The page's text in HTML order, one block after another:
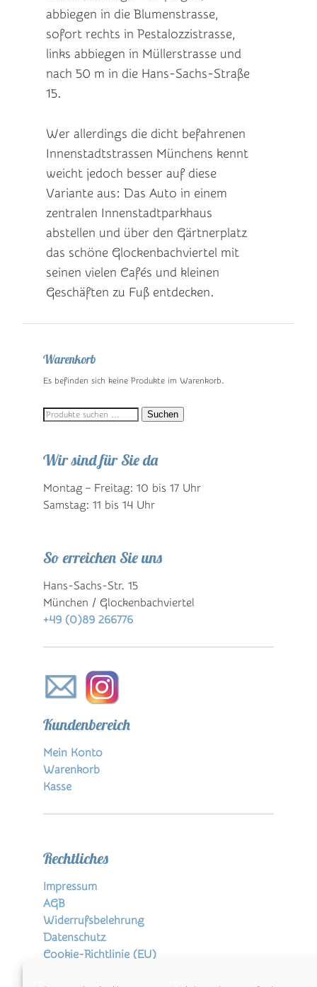
abbiegen in die Blumenstrasse,
sofort rechts in Pestalozzistrasse,
links abbiegen in Müllerstrasse und
nach 50 m in die Hans-Sachs-Straße
15.
Wer allerdings die dicht befahrenen
Innenstadtstrassen Münchens kennt
weicht jedoch besser auf diese
Variante aus: Das Auto in einem
zentralen Innenstadtparkhaus
abstellen und über den Gärtnerplatz
das schöne Glockenbachviertel mit
seinen vielen Cafés und kleinen
Geschäften zu Fuß entdecken.
Warenkorb
Es befinden sich keine Produkte im Warenkorb.
Suchen
Suchen
Wir sind für Sie da
Montag – Freitag: 10 bis 17 Uhr
Samstag: 11 bis 14 Uhr
So erreichen Sie uns
Hans-Sachs-Str. 15
München / Glockenbachviertel
+49 (0)89 266776
Kundenbereich
Mein Konto
Warenkorb
Kasse
Rechtliches
Impressum
AGB
Widerrufsbelehrung
Datenschutz
Cookie-Richtlinie (EU)